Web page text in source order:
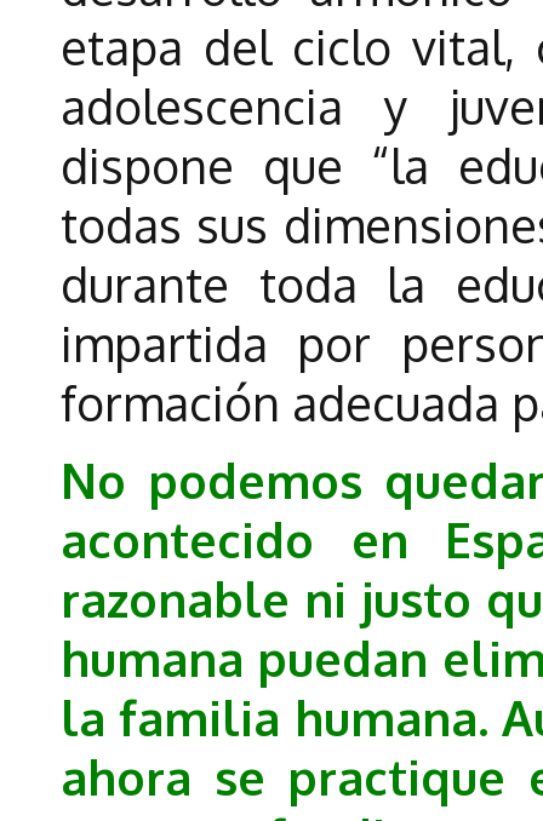
etapa del ciclo vital,
adolescencia y
dispone que “la
todas sus
durante toda la
impartida por
formación adecuada
No podemos
acontecido en
razonable ni justo
humana puedan
la familia humana.
ahora se practique